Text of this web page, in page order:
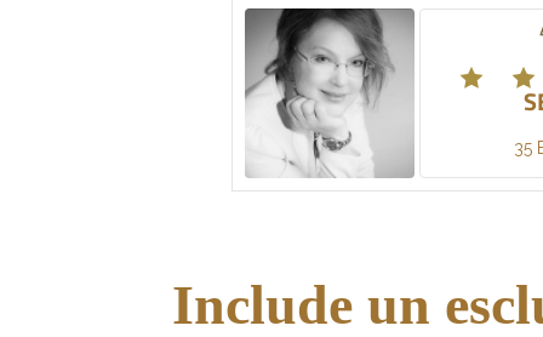
35
Include un